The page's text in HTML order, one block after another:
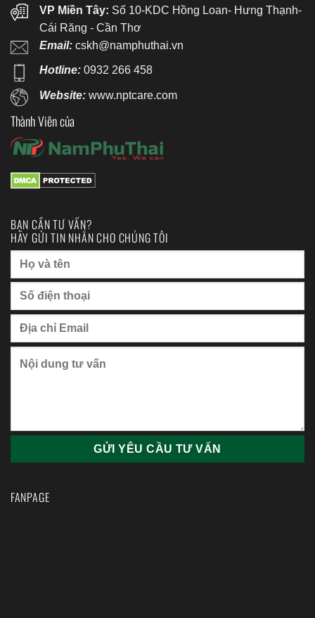
VP Miền Tây: Số 10-KDC Hồng Loan- Hưng Thạnh-
Cái Răng - Cần Thơ
Email: cskh@namphuthai.vn
Hotline: 0932 266 458
Website:www.nptcare.com
Thành Viên của
BẠN CẦN TƯ VẤN?
HÃY GỬI TIN NHẮN CHO CHÚNG TÔI
FANPAGE